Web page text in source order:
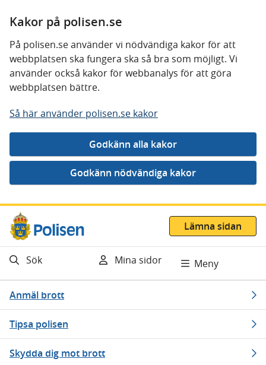
Kakor på polisen.se
På polisen.se använder vi nödvändiga kakor för att
webbplatsen ska fungera ska så bra som möjligt. Vi
använder också kakor för webbanalys för att göra
webbplatsen bättre.
Så här använder polisen.se kakor
Gå direkt till innehåll
Lämna sidan
Sök Mina sidor Meny
Anmäl brott
Tipsa polisen
Skydda dig mot brott